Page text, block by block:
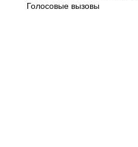
Голосовые вызовы